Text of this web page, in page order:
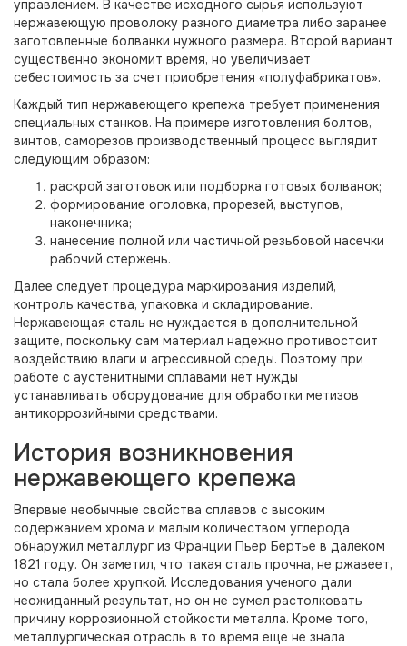
управлением. В качестве исходного сырья используют
нержавеющую проволоку разного диаметра либо заранее
заготовленные болванки нужного размера. Второй вариант
существенно экономит время, но увеличивает
себестоимость за счет приобретения «полуфабрикатов».
Каждый тип нержавеющего крепежа требует применения
специальных станков. На примере изготовления болтов,
винтов, саморезов производственный процесс выглядит
следующим образом:
раскрой заготовок или подборка готовых болванок;
формирование оголовка, прорезей, выступов,
наконечника;
нанесение полной или частичной резьбовой насечки
рабочий стержень.
Далее следует процедура маркирования изделий,
контроль качества, упаковка и складирование.
Нержавеющая сталь не нуждается в дополнительной
защите, поскольку сам материал надежно противостоит
воздействию влаги и агрессивной среды. Поэтому при
работе с аустенитными сплавами нет нужды
устанавливать оборудование для обработки метизов
антикоррозийными средствами.
История возникновения
нержавеющего крепежа
Впервые необычные свойства сплавов с высоким
содержанием хрома и малым количеством углерода
обнаружил металлург из Франции Пьер Бертье в далеком
1821 году. Он заметил, что такая сталь прочна, не ржавеет,
но стала более хрупкой. Исследования ученого дали
неожиданный результат, но он не сумел растолковать
причину коррозионной стойкости металла. Кроме того,
металлургическая отрасль в то время еще не знала